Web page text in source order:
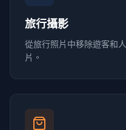
旅行攝影
從旅行照片中移除遊客和
片。